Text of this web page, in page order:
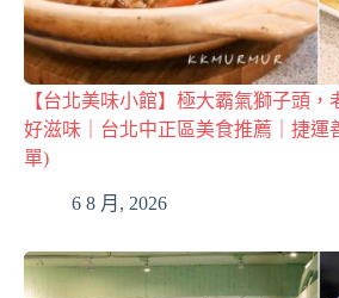
【台北美味小館】極大霸氣獅子頭，
好滋味｜台北中正區美食推薦｜捷運
單)
6 8 月, 2026